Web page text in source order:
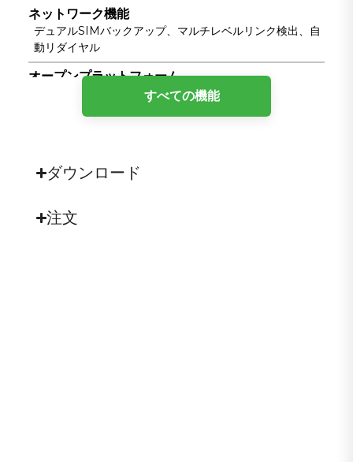
ネットワーク機能
デュアルSIMバックアップ、マルチレベルリンク検出、自
動リダイヤル
オープンプラットフォーム
Linux（JetPack 5.1以降）
保護等級
安全
すべての機能
ダウンロード
注文